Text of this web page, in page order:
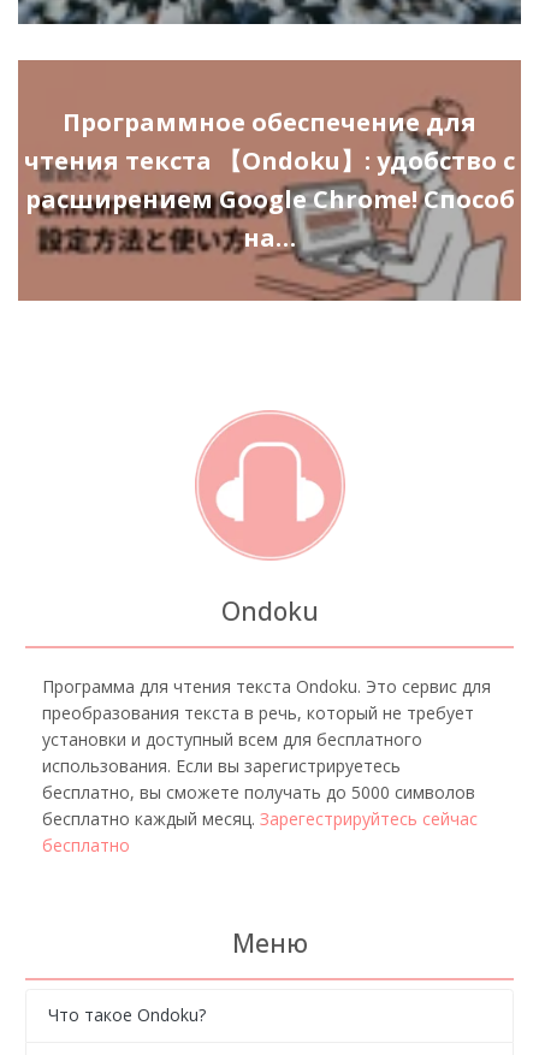
Программное обеспечение для
чтения текста 【Ondoku】: удобство с
расширением Google Chrome! Способ
на…
Ondoku
Программа для чтения текста Ondoku. Это сервис для
преобразования текста в речь, который не требует
установки и доступный всем для бесплатного
использования. Если вы зарегистрируетесь
бесплатно, вы сможете получать до 5000 символов
бесплатно каждый месяц. Зарегестрируйтесь сейчас
бесплатно
Меню
Что такое Ondoku?